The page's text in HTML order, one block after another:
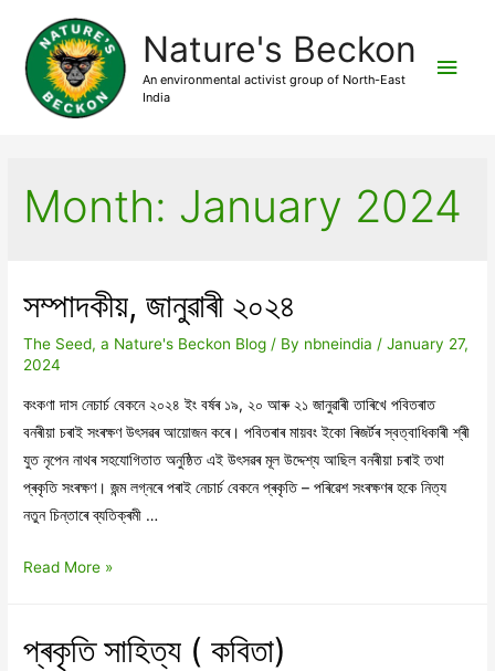
Nature's Beckon
An environmental activist group of North-East
India
Main
Month: January 2024
সম্পাদকীয়, জানুৱাৰী ২০২৪
The Seed, a Nature's Beckon Blog / By nbneindia /January 27,
2024
কংকণা দাস নেচাৰ্চ বেকনে ২০২৪ ইং বৰ্ষৰ ১৯, ২০ আৰু ২১ জানুৱাৰী তাৰিখে পবিতৰাত
বনৰীয়া চৰাই সংৰক্ষণ উৎসৱৰ আয়োজন কৰে। পবিতৰাৰ মায়বং ইকো ৰিজৰ্টৰ স্বত্বাধিকাৰী শ্ৰী
যুত নৃপেন নাথৰ সহযোগিতাত অনুষ্ঠিত এই উৎসৱৰ মূল উদ্দেশ্য আছিল বনৰীয়া চৰাই তথা
প্ৰকৃতি সংৰক্ষণ। জন্ম লগ্নৰে পৰাই নেচাৰ্চ বেকনে প্ৰকৃতি – পৰিৱেশ সংৰক্ষণৰ হকে নিত্য
নতুন চিন্তাৰে ব্যতিক্ৰমী …
সম্পাদকীয়,
Read More »
প্ৰকৃতি সাহিত্য ( কবিতা)